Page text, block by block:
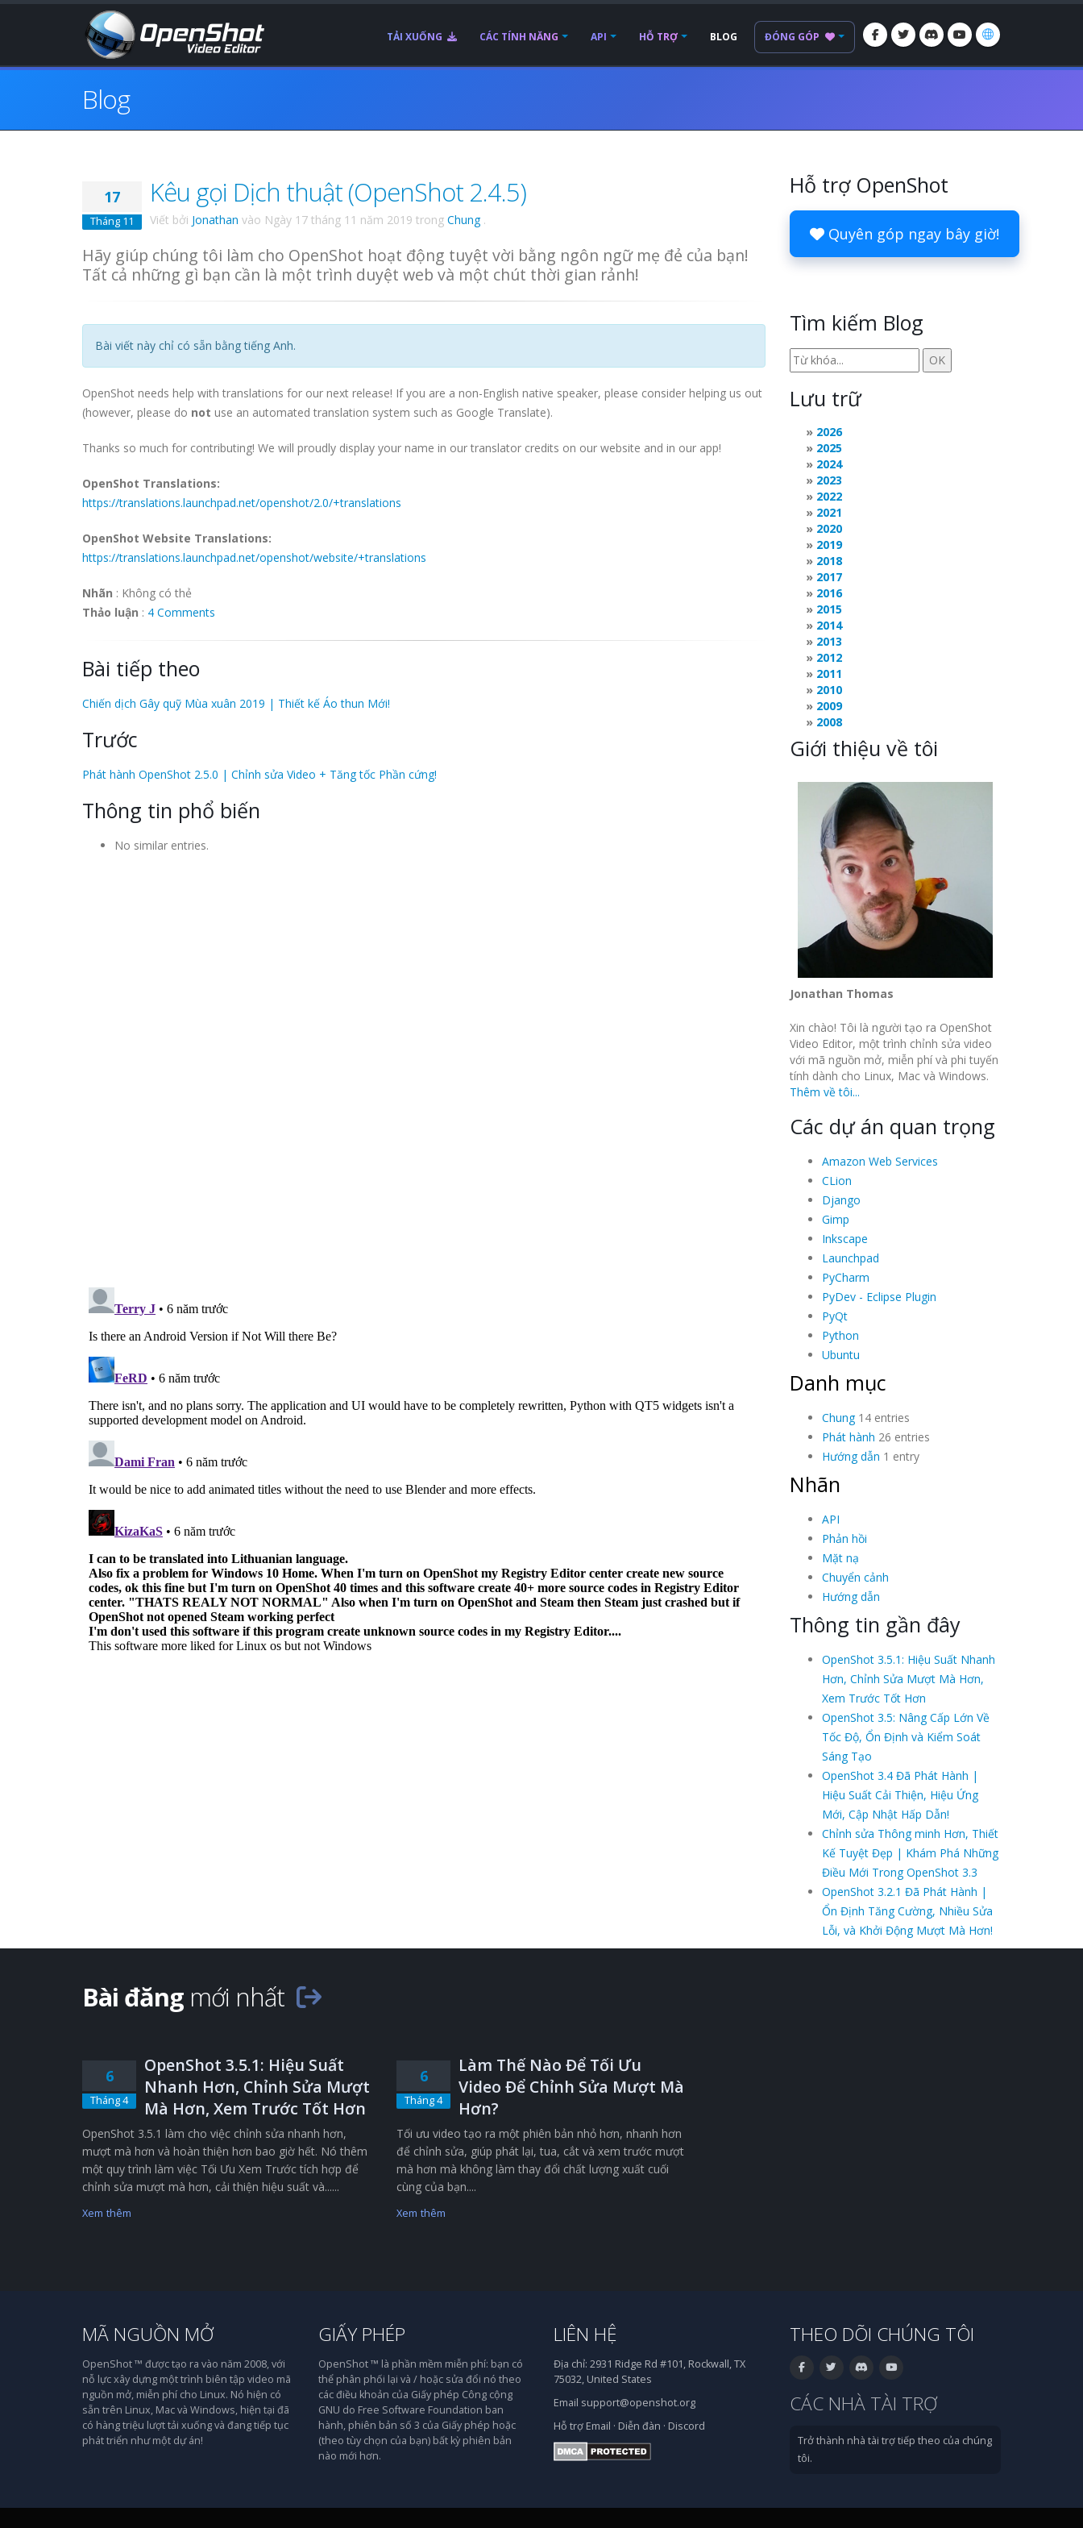
TẢI XUỐNG CÁC TÍNH NĂNG API HỖ TRỢ BLOG ĐÓNG GÓP
Blog
17
Tháng 11
Kêu gọi Dịch thuật (OpenShot 2.4.5)
Viết bởi Jonathan vào Ngày 17 tháng 11 năm 2019 trong Chung.
Hãy giúp chúng tôi làm cho OpenShot hoạt động tuyệt vời bằng ngôn ngữ mẹ đẻ của bạn!
Tất cả những gì bạn cần là một trình duyệt web và một chút thời gian rảnh!
Bài viết này chỉ có sẵn bằng tiếng Anh.
OpenShot needs help with translations for our next release! If you are a non-English native speaker, please consider helping us out
(however, please do not use an automated translation system such as Google Translate).
Thanks so much for contributing! We will proudly display your name in our translator credits on our website and in our app!
OpenShot Translations:
https://translations.launchpad.net/openshot/2.0/+translations
OpenShot Website Translations:
https://translations.launchpad.net/openshot/website/+translations
Nhãn : Không có thẻ
Thảo luận : 4 Comments
Bài tiếp theo
Chiến dịch Gây quỹ Mùa xuân 2019 | Thiết kế Áo thun Mới!
Trước
Phát hành OpenShot 2.5.0 | Chỉnh sửa Video + Tăng tốc Phần cứng!
Thông tin phổ biến
No similar entries.
Hỗ trợ OpenShot
Quyên góp ngay bây giờ!
Tìm kiếm Blog
Lưu trữ
2026
2025
2024
2023
2022
2021
2020
2019
2018
2017
2016
2015
2014
2013
2012
2011
2010
2009
2008
Giới thiệu về tôi
Jonathan Thomas
Xin chào! Tôi là người tạo ra OpenShot
Video Editor, một trình chỉnh sửa video
với mã nguồn mở, miễn phí và phi tuyến
tính dành cho Linux, Mac và Windows.
Thêm về tôi...
Các dự án quan trọng
Amazon Web Services
CLion
Django
Gimp
Inkscape
Launchpad
PyCharm
PyDev - Eclipse Plugin
PyQt
Python
Ubuntu
Danh mục
Chung14 entries
Phát hành 26 entries
Hướng dẫn 1 entry
Nhãn
API
Phản hồi
Mặt nạ
Chuyển cảnh
Hướng dẫn
Thông tin gần đây
OpenShot 3.5.1: Hiệu Suất Nhanh
Hơn, Chỉnh Sửa Mượt Mà Hơn,
Xem Trước Tốt Hơn
OpenShot 3.5: Nâng Cấp Lớn Về
Tốc Độ, Ổn Định và Kiểm Soát
Sáng Tạo
OpenShot 3.4 Đã Phát Hành |
Hiệu Suất Cải Thiện, Hiệu Ứng
Mới, Cập Nhật Hấp Dẫn!
Chỉnh sửa Thông minh Hơn, Thiết
Kế Tuyệt Đẹp | Khám Phá Những
Điều Mới Trong OpenShot 3.3
OpenShot 3.2.1 Đã Phát Hành |
Ổn Định Tăng Cường, Nhiều Sửa
Lỗi, và Khởi Động Mượt Mà Hơn!
Bài đăng mới nhất
6
Tháng 4
OpenShot 3.5.1: Hiệu Suất
Nhanh Hơn, Chỉnh Sửa Mượt
Mà Hơn, Xem Trước Tốt Hơn
OpenShot 3.5.1 làm cho việc chỉnh sửa nhanh hơn,
mượt mà hơn và hoàn thiện hơn bao giờ hết. Nó thêm
một quy trình làm việc Tối Ưu Xem Trước tích hợp để
chỉnh sửa mượt mà hơn, cải thiện hiệu suất và......
Xem thêm
6
Tháng 4
Làm Thế Nào Để Tối Ưu
Video Để Chỉnh Sửa Mượt Mà
Hơn?
Tối ưu video tạo ra một phiên bản nhỏ hơn, nhanh hơn
để chỉnh sửa, giúp phát lại, tua, cắt và xem trước mượt
mà hơn mà không làm thay đổi chất lượng xuất cuối
cùng của bạn....
Xem thêm
MÃ NGUỒN MỞ
OpenShot ™ được tạo ra vào năm 2008, với
nỗ lực xây dựng một trình biên tập video mã
nguồn mở, miễn phí cho Linux. Nó hiện có
sẵn trên Linux, Mac và Windows, hiện tại đã
có hàng triệu lượt tải xuống và đang tiếp tục
phát triển như một dự án!
GIẤY PHÉP
OpenShot ™ là phần mềm miễn phí: bạn có
thể phân phối lại và / hoặc sửa đổi nó theo
các điều khoản của Giấy phép Công cộng
GNU do Free Software Foundation ban
hành, phiên bản số 3 của Giấy phép hoặc
(theo tùy chọn của bạn) bất kỳ phiên bản
nào mới hơn.
LIÊN HỆ
Địa chỉ: 2931 Ridge Rd #101, Rockwall, TX
75032, United States
Email support@openshot.org
Hỗ trợ Email · Diễn đàn · Discord
THEO DÕI CHÚNG TÔI
CÁC NHÀ TÀI TRỢ
Trở thành nhà tài trợ tiếp theo của chúng
tôi.